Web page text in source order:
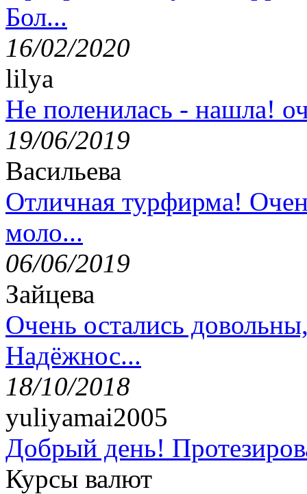
Бол...
16/02/2020
lilya
Не поленилась - нашла!
19/06/2019
Васильева
Отличная турфирма!
моло...
06/06/2019
Зайцева
Очень остались
Надёжнос...
18/10/2018
yuliyamai2005
Добрый день!
Курсы валют